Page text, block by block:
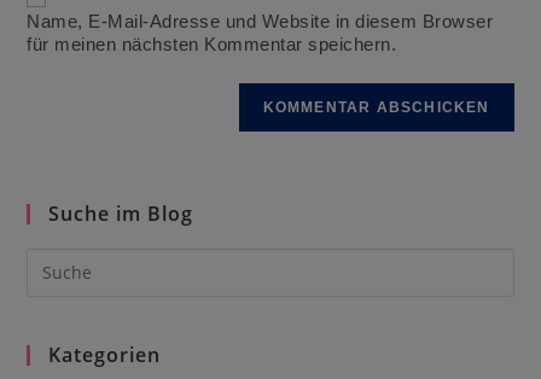
ein
(optional)
Name, E-Mail-Adresse und Website in diesem Browser
für meinen nächsten Kommentar speichern.
Suche im Blog
Kategorien